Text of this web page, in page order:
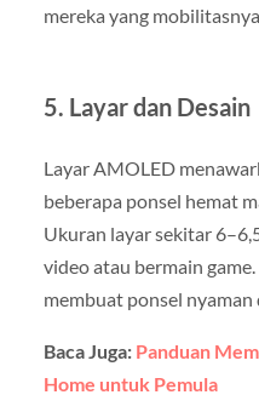
mereka yang
5. Layar dan Desain
Layar AMOLED
beberapa ponsel hemat
Ukuran layar sekitar
video atau bermain
membuat ponsel nyaman
Baca Juga: Panduan
Home untuk Pemula